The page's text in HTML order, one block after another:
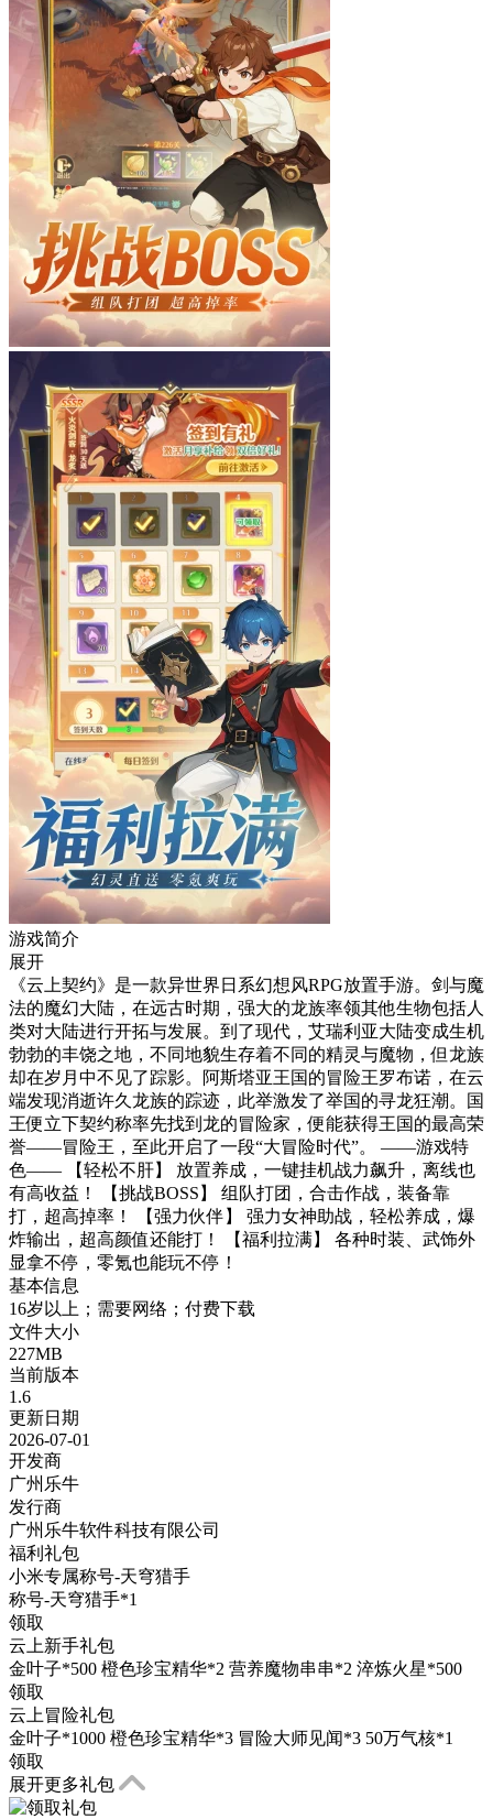
游戏简介
展开
《云上契约》是一款异世界日系幻想风RPG放置手游。剑与魔
法的魔幻大陆，在远古时期，强大的龙族率领其他生物包括人
类对大陆进行开拓与发展。到了现代，艾瑞利亚大陆变成生机
勃勃的丰饶之地，不同地貌生存着不同的精灵与魔物，但龙族
却在岁月中不见了踪影。阿斯塔亚王国的冒险王罗布诺，在云
端发现消逝许久龙族的踪迹，此举激发了举国的寻龙狂潮。国
王便立下契约称率先找到龙的冒险家，便能获得王国的最高荣
誉——冒险王，至此开启了一段“大冒险时代”。 ——游戏特
色—— 【轻松不肝】 放置养成，一键挂机战力飙升，离线也
有高收益！ 【挑战BOSS】 组队打团，合击作战，装备靠
打，超高掉率！ 【强力伙伴】 强力女神助战，轻松养成，爆
炸输出，超高颜值还能打！ 【福利拉满】 各种时装、武饰外
显拿不停，零氪也能玩不停！
基本信息
16岁以上；需要网络；付费下载
文件大小
227MB
当前版本
1.6
更新日期
2026-07-01
开发商
广州乐牛
发行商
广州乐牛软件科技有限公司
福利礼包
小米专属称号-天穹猎手
称号-天穹猎手*1
领取
云上新手礼包
金叶子*500 橙色珍宝精华*2 营养魔物串串*2 淬炼火星*500
领取
云上冒险礼包
金叶子*1000 橙色珍宝精华*3 冒险大师见闻*3 50万气核*1
领取
展开更多礼包